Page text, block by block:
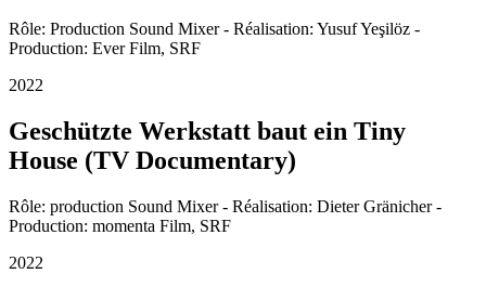
Rôle: Production Sound Mixer - Réalisation: Yusuf Yeşilöz -
Production: Ever Film, SRF
2022
Geschützte Werkstatt baut ein Tiny
House (TV Documentary)
Rôle: production Sound Mixer - Réalisation: Dieter Gränicher -
Production: momenta Film, SRF
2022